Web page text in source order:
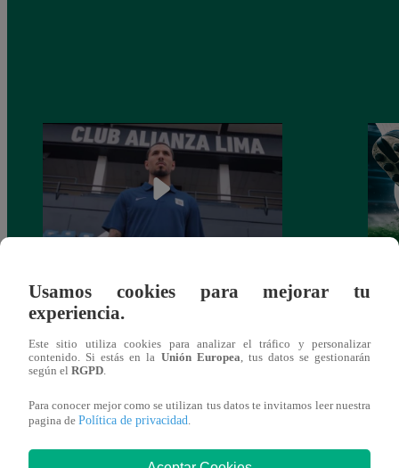
Alianza Lima: así anunció a Sergio Peña
como nuevo fichaje para el Torneo
También te puede
Usamos cookies para mejorar tu
experiencia.
Este sitio utiliza cookies para analizar el tráfico y personalizar
contenido. Si estás en la Unión Europea, tus datos se gestionarán
según el RGPD.
Para conocer mejor como se utilizan tus datos te invitamos leer nuestra
pagina de Política de privacidad.